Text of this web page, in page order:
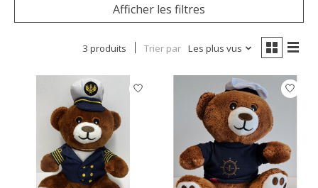
Afficher les filtres
3 produits Trier par Les plus vus